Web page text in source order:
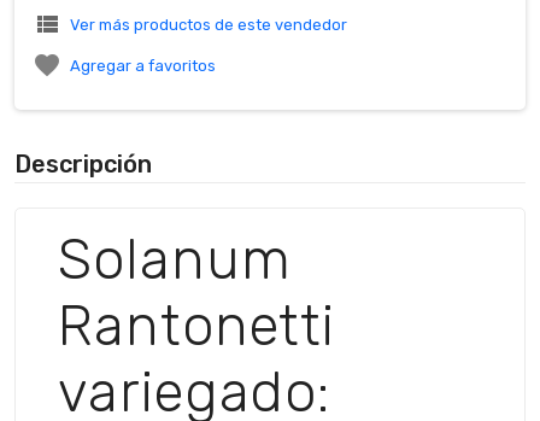
view_list Ver más productos de este vendedor
 Agregar a favoritos
Descripción
Solanum
Rantonetti
variegado: